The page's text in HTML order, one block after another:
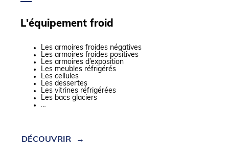
L'équipement froid
Les armoires froides négatives
Les armoires froides positives
Les armoires d’exposition
Les meubles réfrigérés
Les cellules
Les dessertes
Les vitrines réfrigérées
Les bacs glaciers
…
DÉCOUVRIR